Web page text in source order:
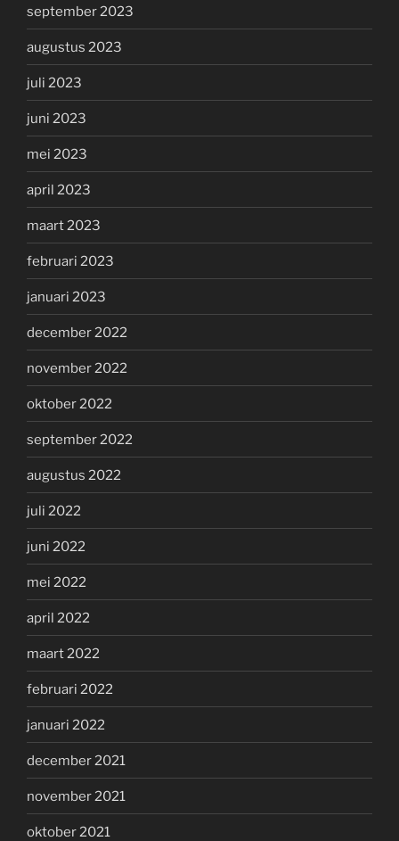
september 2023
augustus 2023
juli 2023
juni 2023
mei 2023
april 2023
maart 2023
februari 2023
januari 2023
december 2022
november 2022
oktober 2022
september 2022
augustus 2022
juli 2022
juni 2022
mei 2022
april 2022
maart 2022
februari 2022
januari 2022
december 2021
november 2021
oktober 2021